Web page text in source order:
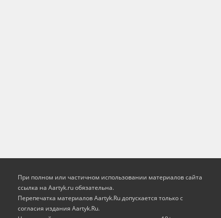
При полном или частичном использовании материалов сайта
ссылка на Aartyk.ru oбязательна.
Перепечатка материалов Aartyk.Ru допускается только с
согласия издания Aartyk.Ru.